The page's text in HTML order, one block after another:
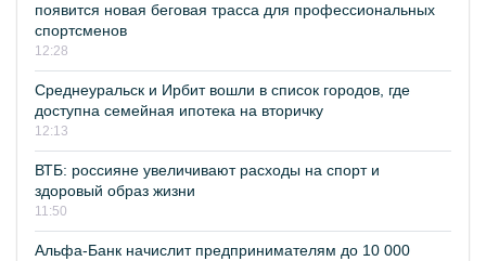
появится новая беговая трасса для профессиональных
спортсменов
12:28
Среднеуральск и Ирбит вошли в список городов, где
доступна семейная ипотека на вторичку
12:13
ВТБ: россияне увеличивают расходы на спорт и
здоровый образ жизни
11:50
Альфа-Банк начислит предпринимателям до 10 000